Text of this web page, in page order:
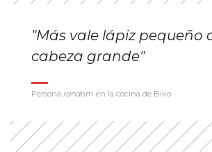
"Más vale lápiz pequeño
cabeza grande"
Persona random en la cocina de Biko